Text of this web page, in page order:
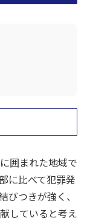
囲まれた地域で
に比べて犯罪発
びつきが強く、
していると考え